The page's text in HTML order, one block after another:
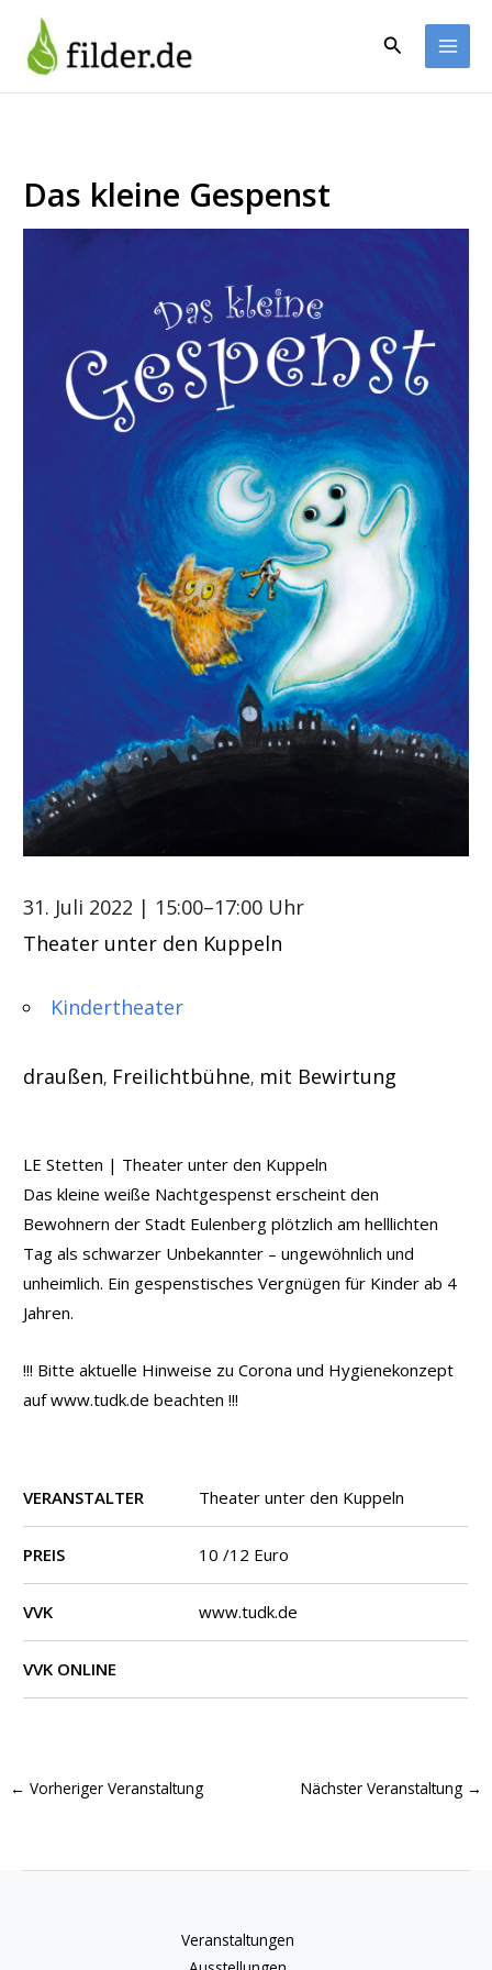
Inhalt
springen
Suchen
Das kleine Gespenst
31. Juli 2022 | 15:00–17:00 Uhr
Theater unter den Kuppeln
Kindertheater
draußen, Freilichtbühne, mit Bewirtung
LE Stetten | Theater unter den Kuppeln
Das kleine weiße Nachtgespenst erscheint den
Bewohnern der Stadt Eulenberg plötzlich am helllichten
Tag als schwarzer Unbekannter – ungewöhnlich und
unheimlich. Ein gespenstisches Vergnügen für Kinder ab 4
Jahren.
!!! Bitte aktuelle Hinweise zu Corona und Hygienekonzept
auf www.tudk.de beachten !!!
VERANSTALTER Theater unter den Kuppeln
PREIS 10 /12 Euro
VVK www.tudk.de
VVK ONLINE
← Vorheriger Veranstaltung Nächster Veranstaltung →
Veranstaltungen